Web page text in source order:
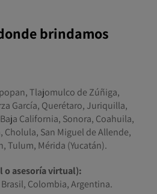
brindamos
Tlajomulco de Zúñiga,
García, Querétaro, Juriquilla,
California, Sonora, Coahuila,
Cholula, San Miguel de Allende,
Tulum, Mérida (Yucatán).
o asesoría virtual):
Colombia, Argentina.